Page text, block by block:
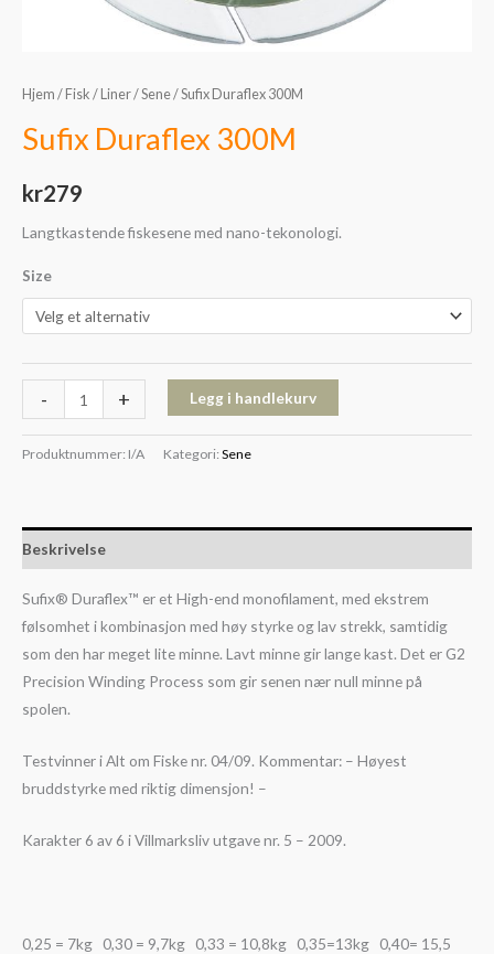
Hjem / Fisk / Liner/Sene/ Sufix Duraflex 300M
Sufix Duraflex 300M
kr279
Langtkastende fiskesene med nano-tekonologi.
Size
- + Legg i handlekurv
Produktnummer: I/A Kategori: Sene
Beskrivelse
Sufix® Duraflex™ er et High-end monofilament, med ekstrem
følsomhet i kombinasjon med høy styrke og lav strekk, samtidig
som den har meget lite minne. Lavt minne gir lange kast. Det er G2
Precision Winding Process som gir senen nær null minne på
spolen.
Testvinner i Alt om Fiske nr. 04/09. Kommentar: – Høyest
bruddstyrke med riktig dimensjon! –
Karakter 6 av 6 i Villmarksliv utgave nr. 5 – 2009.
0,25 = 7kg 0,30 = 9,7kg 0,33 = 10,8kg 0,35=13kg 0,40= 15,5